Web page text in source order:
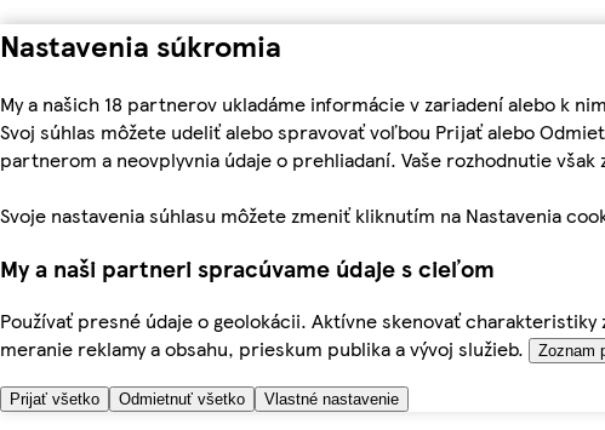
Nastavenia súkromia
My a našich 18 partnerov ukladáme informácie v zariadení alebo k
Svoj súhlas môžete udeliť alebo spravovať voľbou Prijať alebo
partnerom a neovplyvnia údaje o prehliadaní. Vaše rozhodnutie
Svoje nastavenia súhlasu môžete zmeniť kliknutím na Nastavenia
My a naši partneri spracúvame údaje s cieľom
Používať presné údaje o geolokácii. Aktívne skenovať
meranie reklamy a obsahu, prieskum publika a vývoj služieb.
Zoznam
Prijať všetko Odmietnuť všetko Vlastné nastavenie